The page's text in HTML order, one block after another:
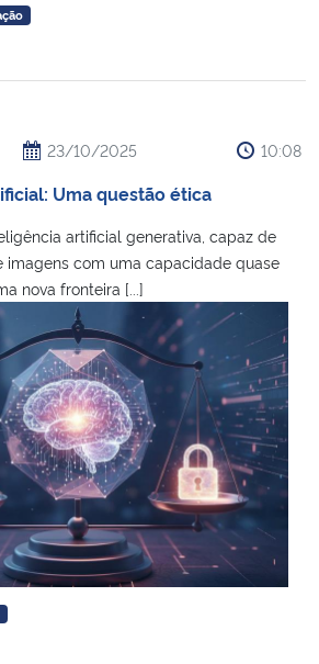
23/10/2025 10:08
Uma questão ética
artificial generativa, capaz de
imagens com uma capacidade quase
nova fronteira [...]